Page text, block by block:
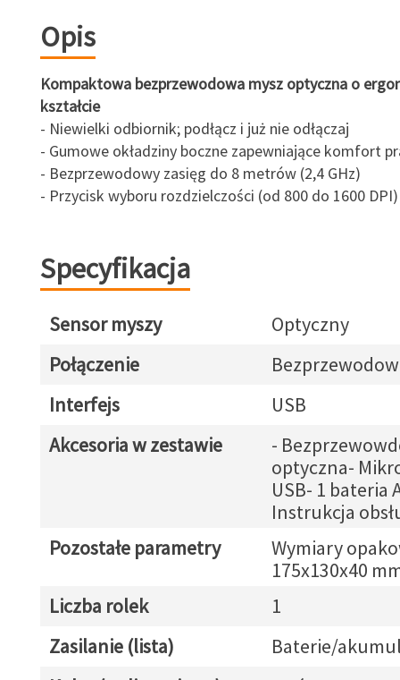
Opis
Kompaktowa bezprzewodowa mysz optyczna o
kształcie
- Niewielki odbiornik; podłącz i już nie odłączaj
- Gumowe okładziny boczne zapewniające komfort
- Bezprzewodowy zasięg do 8 metrów (2,4 GHz)
- Przycisk wyboru rozdzielczości (od 800 do 1600 DPI)
Specyfikacja
Sensor myszy
Optyczny
Połączenie
Interfejs
USB
Akcesoria w zestawie
-
optyczna-
USB- 1 bateria
Instrukcja
Pozostałe parametry
Wymiary
175x130x40
Liczba rolek
1
Zasilanie (lista)
Baterie/